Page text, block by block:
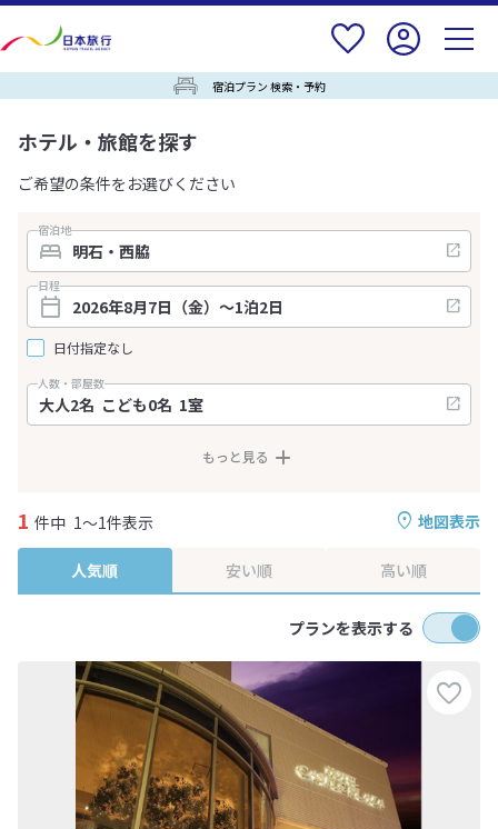
宿泊プラン 検索・予約
ホテル・旅館を探す
ご希望の条件をお選びください
宿泊地
日程
日付指定なし
人数・部屋数
もっと見る
地図表示
1 件中 1～1件表示
人気順 安い順 高い順
プランを表示する